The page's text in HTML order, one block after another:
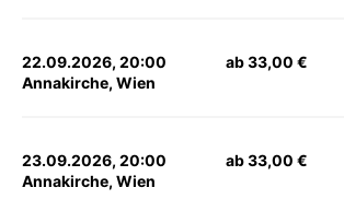
22.09.2026, 20:00
Annakirche, Wien
ab 33,00 €
23.09.2026, 20:00
Annakirche, Wien
ab 33,00 €